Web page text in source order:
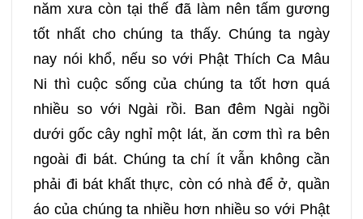
năm xưa còn tại thế đã làm nên tấm gương
tốt nhất cho chúng ta thấy. Chúng ta ngày
nay nói khổ, nếu so với Phật Thích Ca Mâu
Ni thì cuộc sống của chúng ta tốt hơn quá
nhiều so với Ngài rồi. Ban đêm Ngài ngồi
dưới gốc cây nghỉ một lát, ăn cơm thì ra bên
ngoài đi bát. Chúng ta chí ít vẫn không cần
phải đi bát khất thực, còn có nhà để ở, quần
áo của chúng ta nhiều hơn nhiều so với Phật